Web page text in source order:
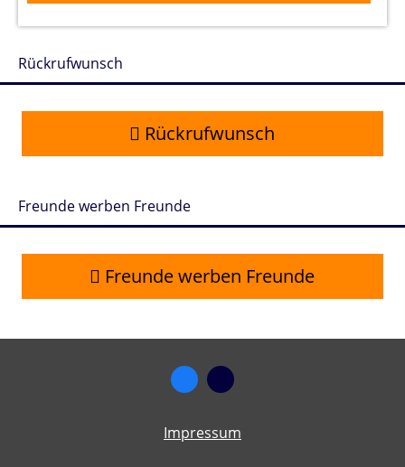
Rückrufwunsch
Rückrufwunsch
Freunde werben Freunde
Freunde werben Freunde
Impressum